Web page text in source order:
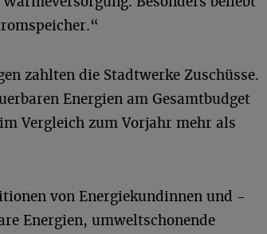
zahlten die Stadtwerke Zuschüsse.
Energien am Gesamtbudget
Vergleich zum Vorjahr mehr als
von Energiekundinnen und -
Energien, umweltschonende